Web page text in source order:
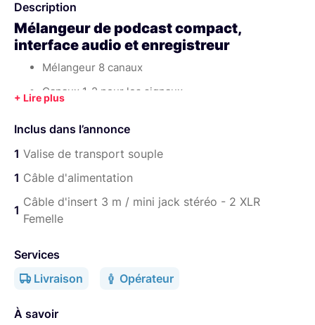
Description
Mélangeur de podcast compact,
interface audio et enregistreur
Mélangeur 8 canaux
Canaux 1-2 pour les signaux
microphone/ligne/instrument sur prises combinées
XLR/Jack TRS 6,3 mm
Canaux 3-6 pour les signaux microphone/ligne sur
Port USB et prise mini Jack TRRS 3,5 mm TRRS
Fonction Mix-Minus pour empêcher les retours
audio des invités connectés
panoramique et boucle d'effets par canal
Inclus dans l’annonce
1 Valise de transport souple
1 Câble d'alimentation
1
Câble d'insert 3 m / mini jack stéréo - 2 XLR
Femelle
Services
Livraison
Opérateur
À savoir